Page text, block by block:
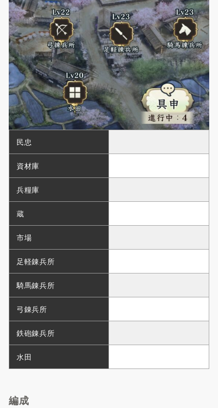
民忠
資材庫
兵糧庫
蔵
市場
足軽錬兵所
騎馬錬兵所
弓錬兵所
鉄砲錬兵所
水田
編成